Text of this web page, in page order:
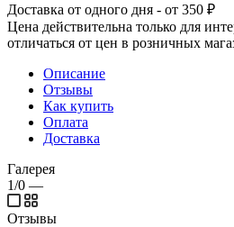
Доставка от одного дня - от 350 ₽
Цена действительна только для
отличаться от цен в розничных
Описание
Отзывы
Как купить
Оплата
Доставка
Галерея
1/0 —
Отзывы